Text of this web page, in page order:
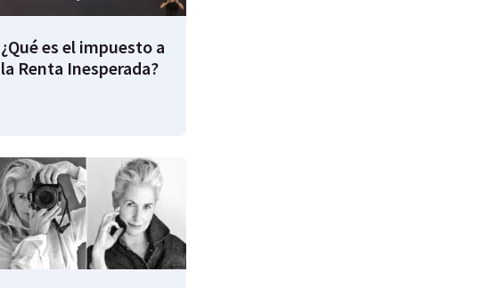
¿Qué es el impuesto a
la Renta Inesperada?